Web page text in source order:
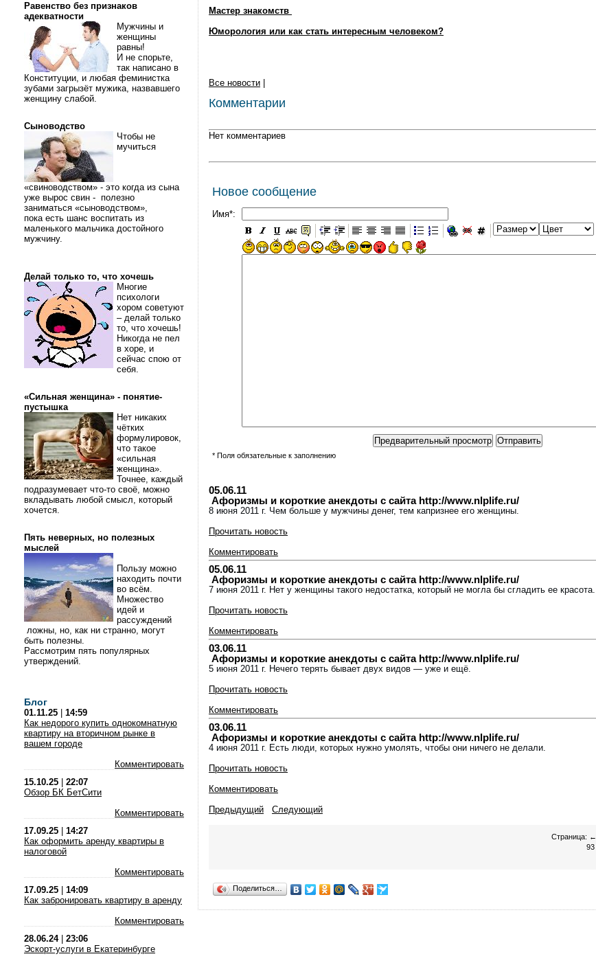
Равенство без признаков
адекватности
Мужчины и
женщины
равны!
И не спорьте,
так написано в
Конституции, и любая феминистка
зубами загрызёт мужика, назвавшего
женщину слабой.
Сыноводство
Чтобы не
мучиться
«свиноводством» - это когда из сына
уже вырос свин - полезно
заниматься «сыноводством»,
пока есть шанс воспитать из
маленького мальчика достойного
мужчину.
Делай только то, что хочешь
Многие
психологи
хором советуют
– делай только
то, что хочешь!
Никогда не пел
в хоре, и
сейчас спою от
себя.
«Сильная женщина» - понятие-
пустышка
Нет никаких
чётких
формулировок,
что такое
«сильная
женщина».
Точнее, каждый
подразумевает что-то своё, можно
вкладывать любой смысл, который
хочется.
Пять неверных, но полезных
мыслей
Пользу можно
находить почти
во всём.
Множество
идей и
рассуждений
ложны, но, как ни странно, могут
быть полезны.
Рассмотрим пять популярных
утверждений.
Блог
01.11.25
14:59
Как недорого купить однокомнатную
квартиру на вторичном рынке в
вашем городе
Комментировать
15.10.25
22:07
Обзор БК БетСити
Комментировать
17.09.25
14:27
Как оформить аренду квартиры в
налоговой
Комментировать
17.09.25
14:09
Как забронировать квартиру в аренду
Комментировать
28.06.24| 23:06
Эскорт-услуги в Екатеринбурге
Мастер знакомств
Юморология или как стать интересным человеком?
Все новости
Комментарии
Нет комментариев
Новое сообщение
Имя*:
* Поля обязательные к заполнению
05.06.11
Афоризмы и короткие анекдоты с сайта http://www.nlplife.ru/
8 июня 2011 г. Чем больше у мужчины денег, тем капризнее его женщины.
Прочитать новость
Комментировать
05.06.11
Афоризмы и короткие анекдоты с сайта http://www.nlplife.ru/
7 июня 2011 г. Нет у женщины такого недостатка, который не могла бы сгладить ее красота.
Прочитать новость
Комментировать
03.06.11
Афоризмы и короткие анекдоты с сайта http://www.nlplife.ru/
5 июня 2011 г. Нечего терять бывает двух видов — уже и ещё.
Прочитать новость
Комментировать
03.06.11
Афоризмы и короткие анекдоты с сайта http://www.nlplife.ru/
4 июня 2011 г. Есть люди, которых нужно умолять, чтобы они ничего не делали.
Прочитать новость
Комментировать
Предыдущий
Следующий
Страница: ←
93
Поделиться…